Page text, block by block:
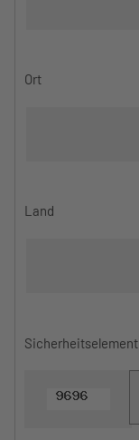
Ort
Land
Sicherheitselement